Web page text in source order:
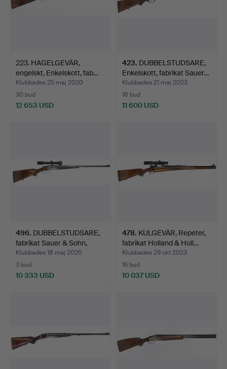
223. HAGELGEVÄR,
engelskt, Enkelskott, fab…
Klubbades 25 maj 2020
30 bud
12 653 USD
423. DUBBELSTUDSARE,
Enkelskott, fabrikat Sauer…
Klubbades 21 maj 2023
18 bud
11 600 USD
496. DUBBELSTUDSARE,
fabrikat Sauer & Sohn,
mod…
Klubbades 18 maj 2025
3 bud
10 333 USD
478. KULGEVÄR, Repeter,
fabrikat Holland & Holl…
Klubbades 29 okt 2023
16 bud
10 037 USD